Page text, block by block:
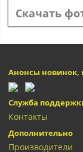
Скачать
Анонсы новинок,
Служба
Контакты
Дополнительно
Производители